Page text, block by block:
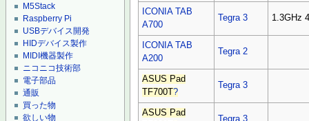
M5Stack
Raspberry Pi
USBデバイス開発
HIDデバイス製作
MIDI機器製作
ニコニコ技術部
電子部品
通販
買った物
欲しい物
ICONIA TAB
A700
Tegra 3 1.3GHz
ICONIA TAB
A200
Tegra 2
ASUS Pad
TF700T?
Tegra 3
ASUS Pad
Tegra 3